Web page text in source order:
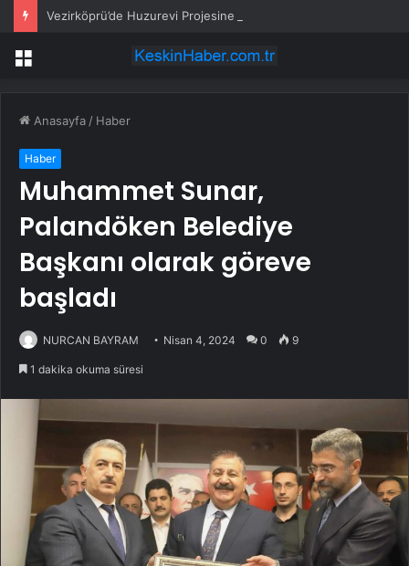
Vezirköprü’de Huzurevi Projesine 192 Milyon TL Destek
Menü
Anasayfa / Haber
Haber
Muhammet Sunar,
Palandöken Belediye
Başkanı olarak göreve
başladı
NURCAN BAYRAM Nisan 4, 2024 0 9
1 dakika okuma süresi